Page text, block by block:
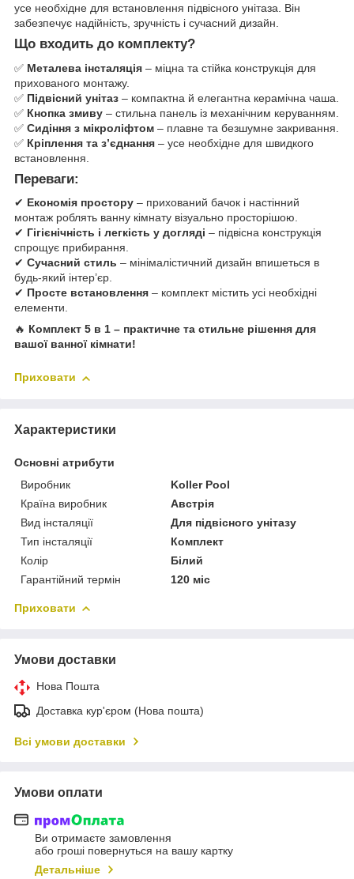
усе необхідне для встановлення підвісного унітаза. Він
забезпечує надійність, зручність і сучасний дизайн.
Що входить до комплекту?
✅ Металева інсталяція – міцна та стійка конструкція для
прихованого монтажу.
✅ Підвісний унітаз – компактна й елегантна керамічна чаша.
✅ Кнопка змиву – стильна панель із механічним керуванням.
✅ Сидіння з мікроліфтом – плавне та безшумне закривання.
✅ Кріплення та з’єднання – усе необхідне для швидкого
встановлення.
Переваги:
✔ Економія простору – прихований бачок і настінний
монтаж роблять ванну кімнату візуально просторішою.
✔ Гігієнічність і легкість у догляді – підвісна конструкція
спрощує прибирання.
✔ Сучасний стиль – мінімалістичний дизайн впишеться в
будь-який інтер’єр.
✔ Просте встановлення – комплект містить усі необхідні
елементи.
🔥 Комплект 5 в 1 – практичне та стильне рішення для
вашої ванної кімнати!
Приховати
Характеристики
Основні атрибути
Виробник
Koller Pool
Країна виробник
Австрія
Вид інсталяції
Для підвісного унітазу
Тип інсталяції
Комплект
Колір
Білий
Гарантійний термін
120 міс
Приховати
Умови доставки
Нова Пошта
Доставка кур'єром (Нова пошта)
Всі умови доставки
Умови оплати
Ви отримаєте замовлення
або гроші повернуться на вашу картку
Детальніше